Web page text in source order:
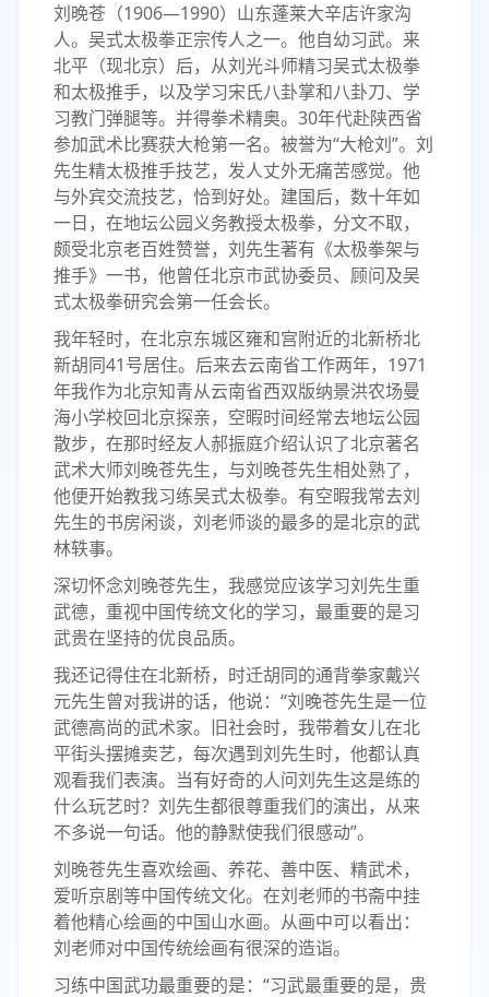
刘晚苍（1906―1990）山东蓬莱大辛店许家沟
人。吴式太极拳正宗传人之一。他自幼习武。来
北平（现北京）后，从刘光斗师精习吴式太极拳
和太极推手，以及学习宋氏八卦掌和八卦刀、学
习教门弹腿等。并得拳术精奥。30年代赴陕西省
参加武术比赛获大枪第一名。被誉为“大枪刘”。刘
先生精太极推手技艺，发人丈外无痛苦感觉。他
与外宾交流技艺，恰到好处。建国后，数十年如
一日，在地坛公园义务教授太极拳，分文不取，
颇受北京老百姓赞誉，刘先生著有《太极拳架与
推手》一书，他曾任北京市武协委员、顾问及吴
式太极拳研究会第一任会长。
我年轻时，在北京东城区雍和宫附近的北新桥北
新胡同41号居住。后来去云南省工作两年，1971
年我作为北京知青从云南省西双版纳景洪农场曼
海小学校回北京探亲，空暇时间经常去地坛公园
散步，在那时经友人郝振庭介绍认识了北京著名
武术大师刘晚苍先生，与刘晚苍先生相处熟了，
他便开始教我习练吴式太极拳。有空暇我常去刘
先生的书房闲谈，刘老师谈的最多的是北京的武
林轶事。
深切怀念刘晚苍先生，我感觉应该学习刘先生重
武德，重视中国传统文化的学习，最重要的是习
武贵在坚持的优良品质。
我还记得住在北新桥，时迁胡同的通背拳家戴兴
元先生曾对我讲的话，他说：“刘晚苍先生是一位
武德高尚的武术家。旧社会时，我带着女儿在北
平街头摆摊卖艺，每次遇到刘先生时，他都认真
观看我们表演。当有好奇的人问刘先生这是练的
什么玩艺时？刘先生都很尊重我们的演出，从来
不多说一句话。他的静默使我们很感动”。
刘晚苍先生喜欢绘画、养花、善中医、精武术，
爱听京剧等中国传统文化。在刘老师的书斋中挂
着他精心绘画的中国山水画。从画中可以看出：
刘老师对中国传统绘画有很深的造诣。
习练中国武功最重要的是：“习武最重要的是，贵